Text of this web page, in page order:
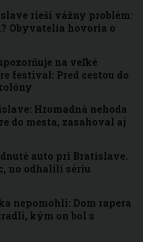
rieši vážny problém:
Obyvatelia hovoria o
na veľké
festival: Pred cestou do
Hromadná nehoda
do mesta, zasahoval aj
auto pri Bratislave.
no odhalili sériu
nepomohli: Dom rapera
kým on bol s